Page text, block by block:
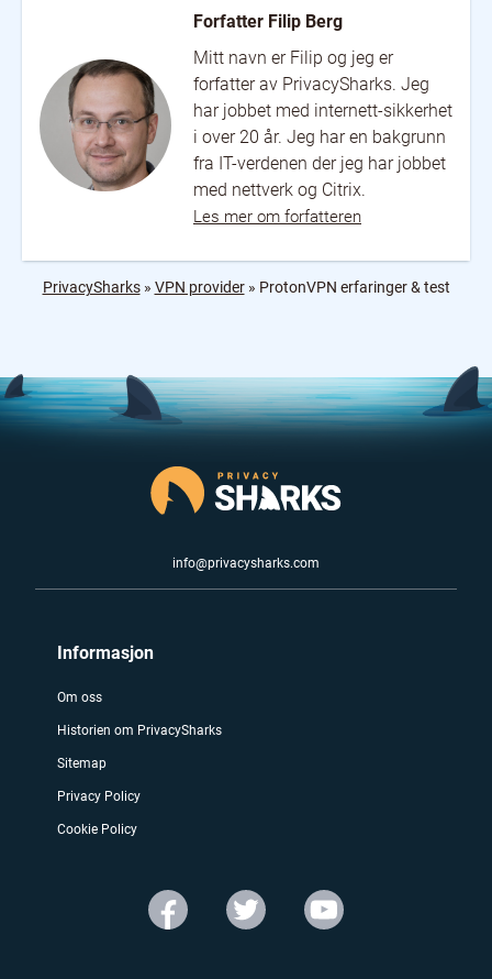
Forfatter Filip Berg
Mitt navn er Filip og jeg er
forfatter av PrivacySharks. Jeg
har jobbet med internett-sikkerhet
i over 20 år. Jeg har en bakgrunn
fra IT-verdenen der jeg har jobbet
med nettverk og Citrix.
Les mer om forfatteren
PrivacySharks» VPN provider» ProtonVPN erfaringer & test
info@privacysharks.com
Informasjon
Om oss
Historien om PrivacySharks
Sitemap
Privacy Policy
Cookie Policy